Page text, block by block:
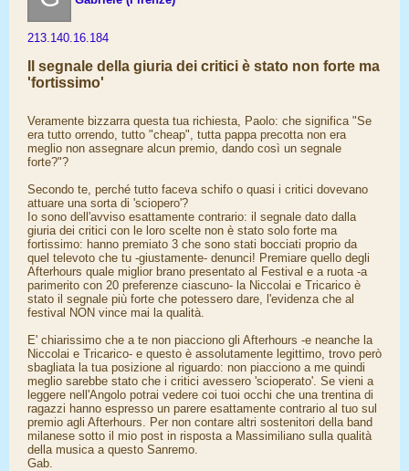
213.140.16.184
Il segnale della giuria dei critici è stato non forte ma
'fortissimo'
Veramente bizzarra questa tua richiesta, Paolo: che significa "Se
era tutto orrendo, tutto "cheap", tutta pappa precotta non era
meglio non assegnare alcun premio, dando così un segnale
forte?"?
Secondo te, perché tutto faceva schifo o quasi i critici dovevano
attuare una sorta di 'sciopero'?
Io sono dell'avviso esattamente contrario: il segnale dato dalla
giuria dei critici con le loro scelte non è stato solo forte ma
fortissimo: hanno premiato 3 che sono stati bocciati proprio da
quel televoto che tu -giustamente- denunci! Premiare quello degli
Afterhours quale miglior brano presentato al Festival e a ruota -a
parimerito con 20 preferenze ciascuno- la Niccolai e Tricarico è
stato il segnale più forte che potessero dare, l'evidenza che al
festival NON vince mai la qualità.
E' chiarissimo che a te non piacciono gli Afterhours -e neanche la
Niccolai e Tricarico- e questo è assolutamente legittimo, trovo però
sbagliata la tua posizione al riguardo: non piacciono a me quindi
meglio sarebbe stato che i critici avessero 'scioperato'. Se vieni a
leggere nell'Angolo potrai vedere coi tuoi occhi che una trentina di
ragazzi hanno espresso un parere esattamente contrario al tuo sul
premio agli Afterhours. Per non contare altri sostenitori della band
milanese sotto il mio post in risposta a Massimiliano sulla qualità
della musica a questo Sanremo.
Gab.